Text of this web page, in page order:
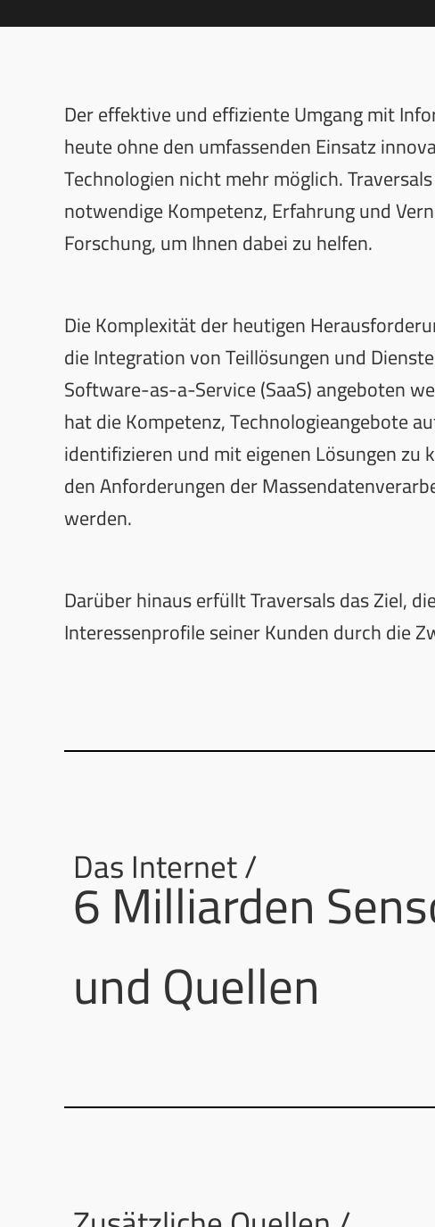
Der effektive und effiziente Umgang mit
heute ohne den umfassenden Einsatz
Technologien nicht mehr möglich.
notwendige Kompetenz, Erfahrung und
Forschung, um Ihnen dabei zu helfen.
Die Komplexität der heutigen
die Integration von Teillösungen und
Software-as-a-Service (SaaS) angeboten
hat die Kompetenz, Technologieangebote
identifizieren und mit eigenen Lösungen zu
den Anforderungen der
werden.
Darüber hinaus erfüllt Traversals das Ziel,
Interessenprofile seiner Kunden durch die
Das Internet /
6 Milliarden
und Quellen